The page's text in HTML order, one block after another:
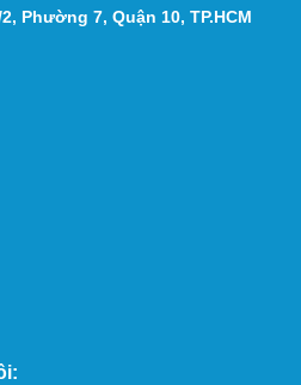
Phường 7, Quận 10, TP.HCM